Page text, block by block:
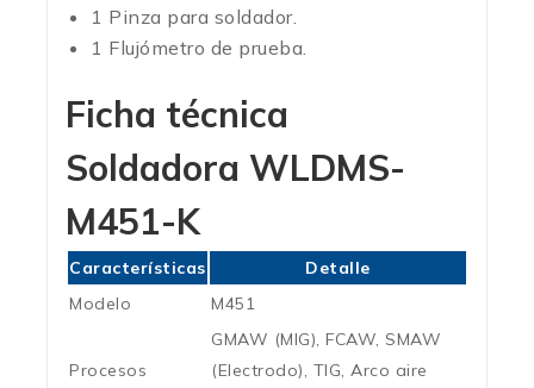
1 Pinza para soldador.
1 Flujómetro de prueba.
Ficha técnica
Soldadora WLDMS-
M451-K
Características
Detalle
Modelo
M451
Procesos
GMAW (MIG), FCAW, SMAW
(Electrodo), TIG, Arco aire